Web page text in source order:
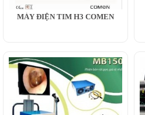
MÁY ĐIỆN TIM H3 COMEN